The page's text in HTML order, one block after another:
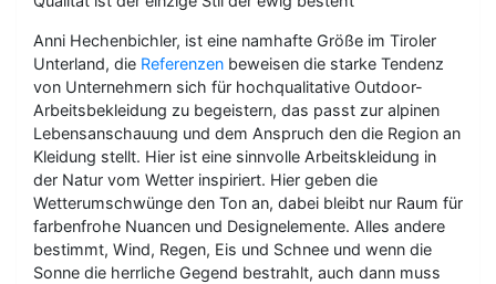
Anni Hechenbichler, ist eine namhafte Größe im Tiroler
Unterland, die Referenzen beweisen die starke Tendenz
von Unternehmern sich für hochqualitative Outdoor-
Arbeitsbekleidung zu begeistern, das passt zur alpinen
Lebensanschauung und dem Anspruch den die Region an
Kleidung stellt. Hier ist eine sinnvolle Arbeitskleidung in
der Natur vom Wetter inspiriert. Hier geben die
Wetterumschwünge den Ton an, dabei bleibt nur Raum für
farbenfrohe Nuancen und Designelemente. Alles andere
bestimmt, Wind, Regen, Eis und Schnee und wenn die
Sonne die herrliche Gegend bestrahlt, auch dann muss